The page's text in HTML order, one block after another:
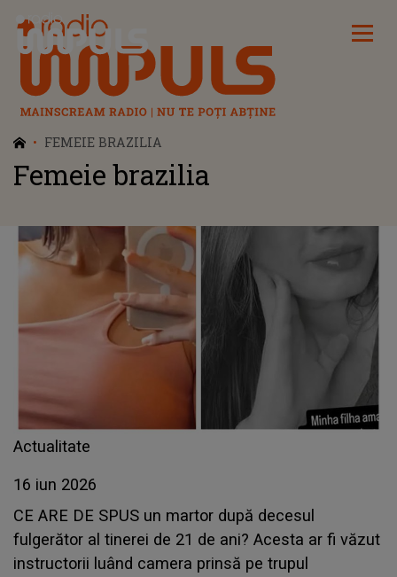
Radio Impuls
FEMEIE BRAZILIA
Femeie brazilia
Actualitate
16 iun 2026
CE ARE DE SPUS un martor după decesul
fulgerător al tinerei de 21 de ani? Acesta ar fi văzut
instructorii luând camera prinsă pe trupul